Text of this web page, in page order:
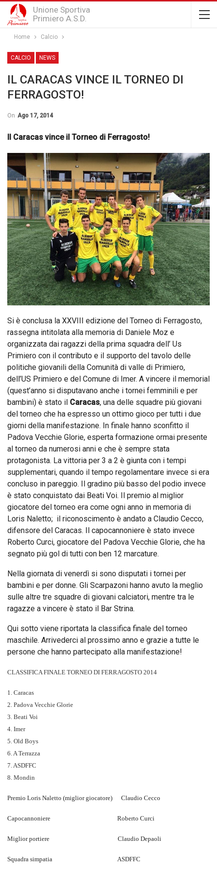
Unione Sportiva
Primiero A.S.D.
Home Calcio
CALCIO NEWS
IL CARACAS VINCE IL TORNEO DI
FERRAGOSTO!
On Ago 17, 2014
Il Caracas vince il Torneo di Ferragosto!
Si è conclusa la XXVIII edizione del Torneo di Ferragosto,
rassegna intitolata alla memoria di Daniele Moz e
organizzata dai ragazzi della prima squadra dell’ Us
Primiero con il contributo e il supporto del tavolo delle
politiche giovanili della Comunità di valle di Primiero,
dell’US Primiero e del Comune di Imer. A vincere il memorial
(quest’anno si disputavano anche i tornei femminili e per
bambini) è stato il Caracas, una delle squadre più giovani
del torneo che ha espresso un ottimo gioco per tutti i due
giorni della manifestazione. In finale hanno sconfitto il
Padova Vecchie Glorie, esperta formazione ormai presente
al torneo da numerosi anni e che è sempre stata
protagonista. La vittoria per 3 a 2 è giunta con i tempi
supplementari, quando il tempo regolamentare invece si era
concluso in pareggio. Il gradino più basso del podio invece
è stato conquistato dai Beati Voi. Il premio al miglior
giocatore del torneo era come ogni anno in memoria di
Loris Naletto; il riconoscimento è andato a Claudio Cecco,
difensore del Caracas. Il capocannoniere è stato invece
Roberto Curci, giocatore del Padova Vecchie Glorie, che ha
segnato più gol di tutti con ben 12 marcature.
Nella giornata di venerdì si sono disputati i tornei per
bambini e per donne. Gli Scarpazoni hanno avuto la meglio
sulle altre tre squadre di giovani calciatori, mentre tra le
ragazze a vincere è stato il Bar Strina.
Qui sotto viene riportata la classifica finale del torneo
maschile. Arrivederci al prossimo anno e grazie a tutte le
persone che hanno partecipato alla manifestazione!
CLASSIFICA FINALE TORNEO DI FERRAGOSTO 2014
1. Caracas
2. Padova Vecchie Glorie
3. Beati Voi
4. Imer
5. Old Boys
6. A Terrazza
7. ASDFFC
8. Mondin
Premio Loris Naletto (miglior giocatore) Claudio Cecco
Capocannoniere Roberto Curci
Miglior portiere Claudio Depaoli
Squadra simpatia ASDFFC